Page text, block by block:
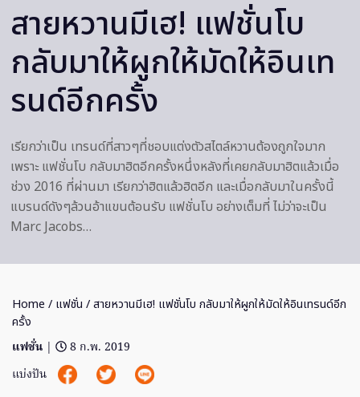
สายหวานมีเฮ! แฟชั่นโบ
กลับมาให้ผูกให้มัดให้อินเท
รนด์อีกครั้ง
เรียกว่าเป็น เทรนด์ที่สาวๆที่ชอบแต่งตัวสไตล์หวานต้องถูกใจมาก
เพราะ แฟชั่นโบ กลับมาฮิตอีกครั้งหนึ่งหลังที่เคยกลับมาฮิตแล้วเมื่อ
ช่วง 2016 ที่ผ่านมา เรียกว่าฮิตแล้วฮิตอีก และเมื่อกลับมาในครั้งนี้
แบรนด์ดังๆล้วนอ้าแขนต้อนรับ แฟชั่นโบ อย่างเต็มที่ ไม่ว่าจะเป็น
Marc Jacobs…
Home / แฟชั่น / สายหวานมีเฮ! แฟชั่นโบ กลับมาให้ผูกให้มัดให้อินเทรนด์อีก
ครั้ง
แฟชั่น |
8 ก.พ. 2019
แบ่งปัน